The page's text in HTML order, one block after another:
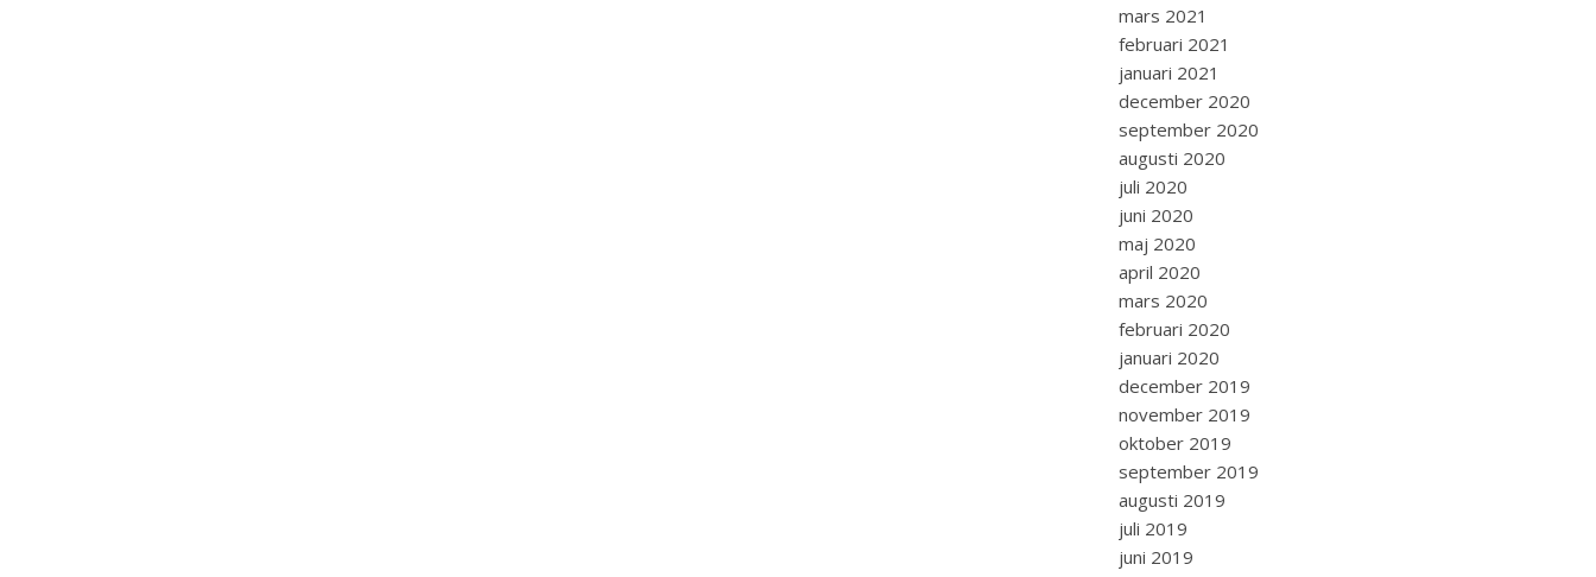
mars 2021
februari 2021
januari 2021
december 2020
september 2020
augusti 2020
juli 2020
juni 2020
maj 2020
april 2020
mars 2020
februari 2020
januari 2020
december 2019
november 2019
oktober 2019
september 2019
augusti 2019
juli 2019
juni 2019